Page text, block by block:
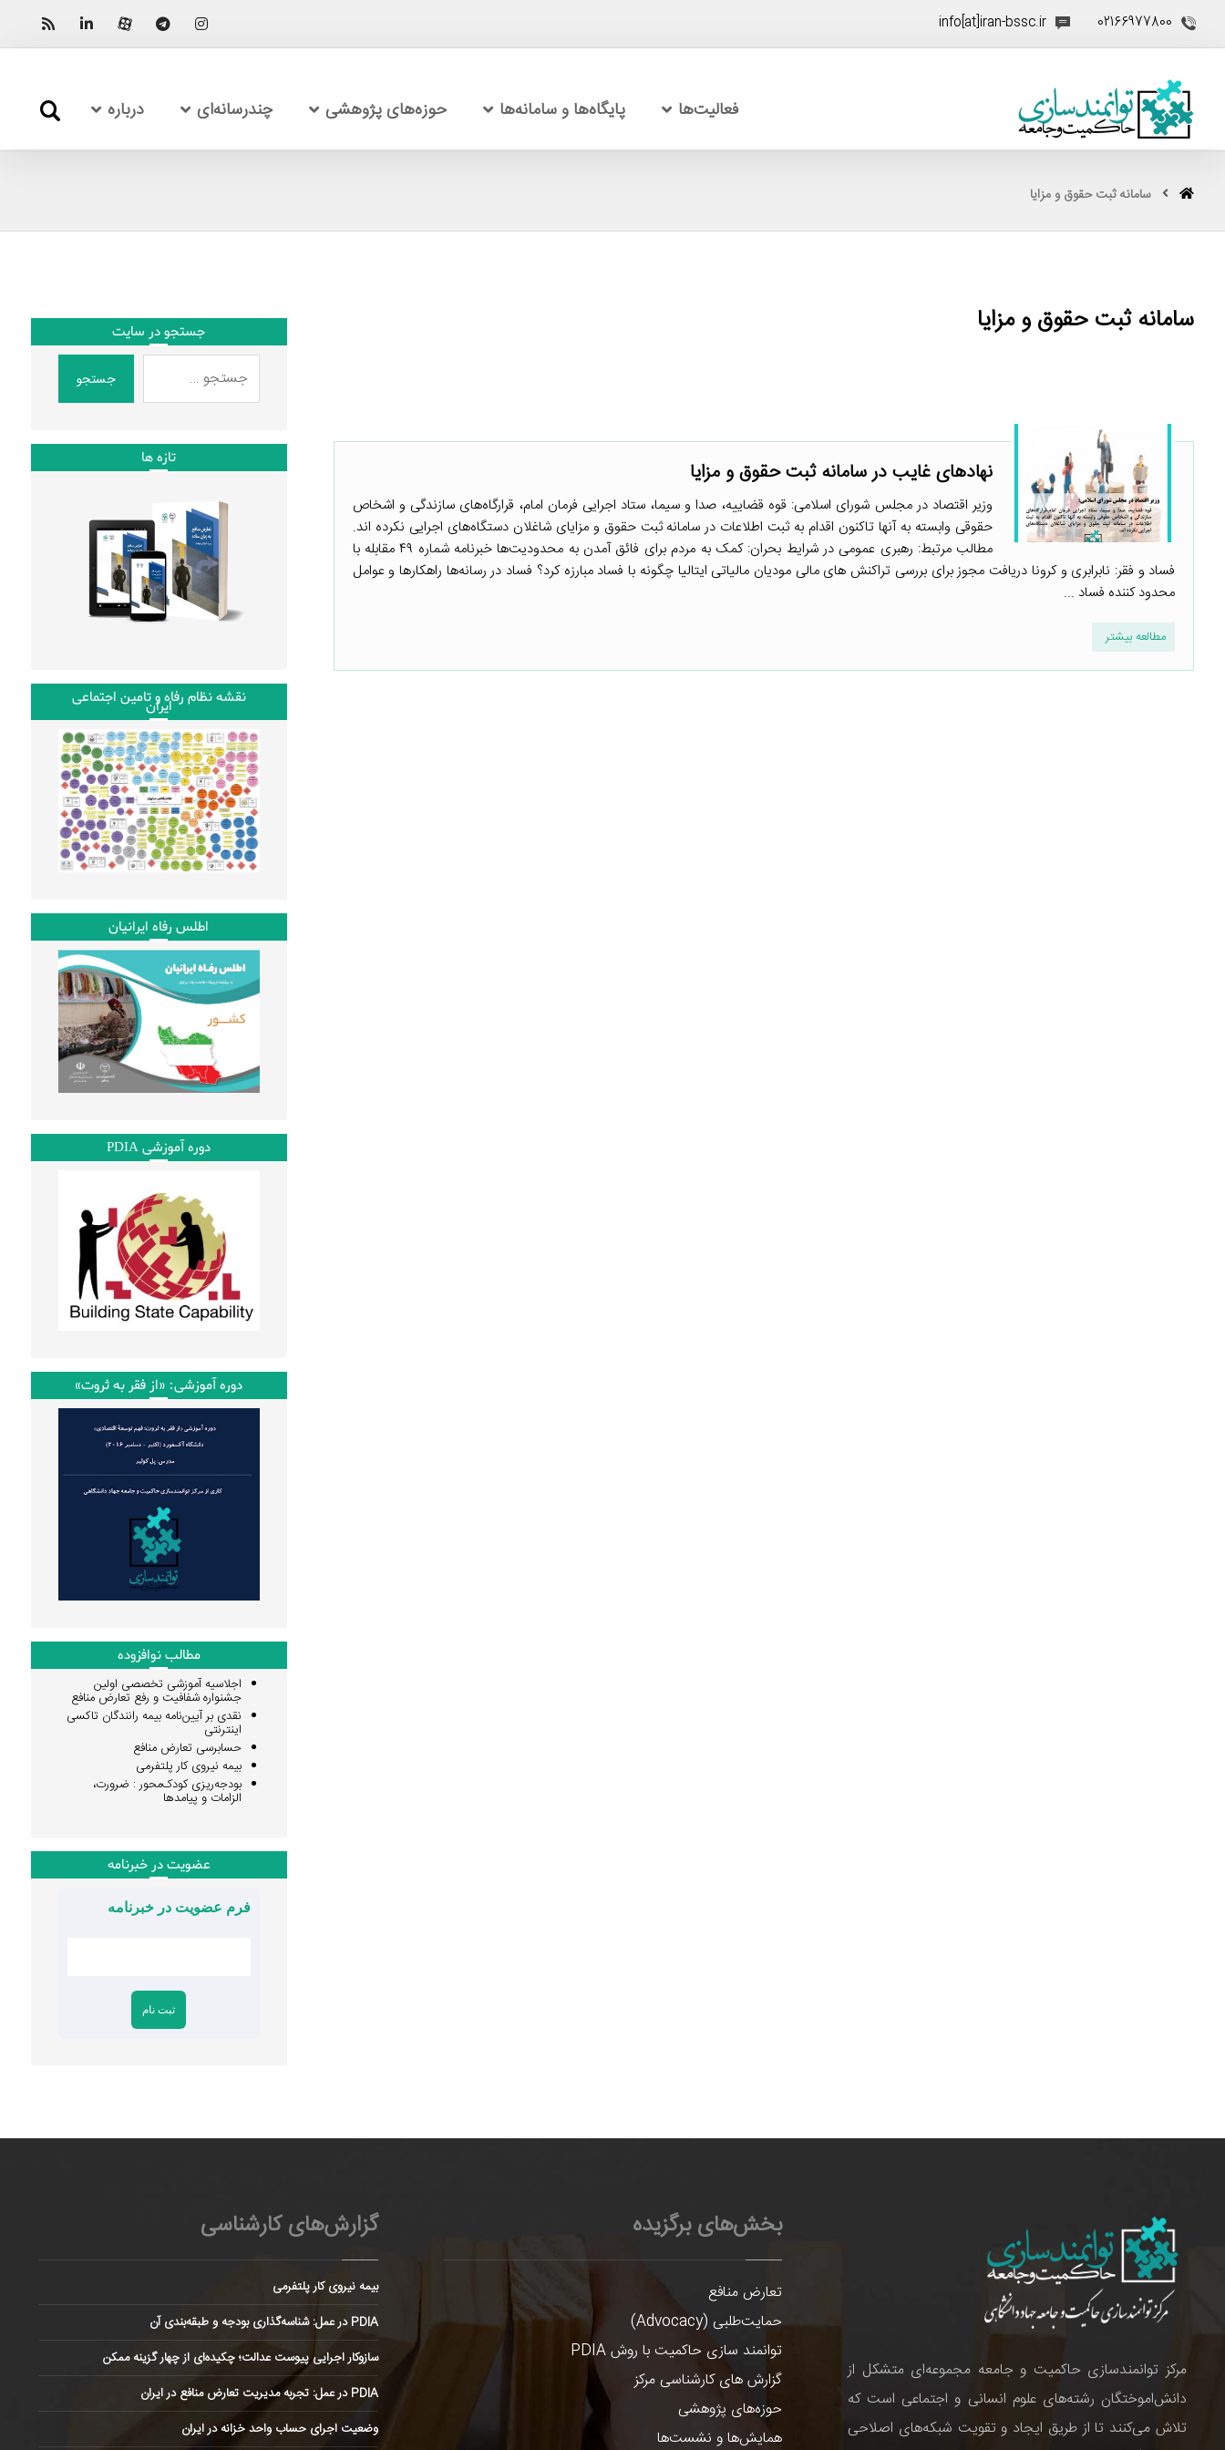
02166977800
info[at]iran-bssc.ir
فعالیت‌ها پایگاه‌ها و سامانه‌ها حوزه‌های پژوهشی چندرسانه‌ای درباره
سامانه ثبت حقوق و مزایا
سامانه ثبت حقوق و مزایا
نهادهای غایب در سامانه ثبت حقوق و مزایا
وزیر اقتصاد در مجلس شورای اسلامی: قوه قضاییه، صدا و سیما، ستاد اجرایی فرمان امام، قرارگاه‌های سازندگی و اشخاص
حقوقی وابسته به آنها تاکنون اقدام به ثبت اطلاعات در سامانه ثبت حقوق و مزایای شاغلان دستگاه‌های اجرایی نکرده اند.
مطالب مرتبط: رهبری عمومی در شرایط بحران: کمک به مردم برای فائق آمدن به محدودیت‌ها خبرنامه شماره ۴۹ مقابله با
فساد و فقر: نابرابری و کرونا دریافت مجوز برای بررسی تراکنش های مالی مودیان مالیاتی ایتالیا چگونه با فساد مبارزه کرد؟ فساد در رسانه‌ها راهکارها و عوامل
محدود کننده فساد ...
مطالعه بیشتر
جستجو در سایت
جستجو
تازه ها
نقشه نظام رفاه و تامین اجتماعی
ایران
اطلس رفاه ایرانیان
دوره آموزشی PDIA
دوره آموزشی: «از فقر به ثروت»
مطالب نوافزوده
اجلاسیه آموزشی تخصصی اولین
جشنواره شفافیت و رفع تعارض منافع
نقدی بر آیین‌نامه بیمه رانندگان تاکسی
اینترنتی
حسابرسی تعارض منافع
بیمه نیروی کار پلتفرمی
بودجه‌ریزی کودک‌محور : ضرورت،
الزامات و پیامدها
عضویت در خبرنامه
فرم عضویت در خبرنامه
مرکز توانمندسازی حاکمیت و جامعه مجموعه‌ای متشکل از
دانش‌اموختگان رشته‌های علوم انسانی و اجتماعی است که
تلاش می‌کنند تا از طریق ایجاد و تقویت شبکه‌های اصلاحی
بخش‌های برگزیده
تعارض منافع
حمایت‌طلبی (Advocacy)
توانمند سازی حاکمیت با روش PDIA
گزارش های کارشناسی مرکز
حوزه‌های پژوهشی
همایش‌ها و نشست‌ها
گزارش‌های کارشناسی
بیمه نیروی کار پلتفرمی
PDIA در عمل: شناسه‌گذاری بودجه و طبقه‌بندی آن
سازوکار اجرایی پیوست عدالت؛ چکیده‌ای از چهار گزینه ممکن
PDIA در عمل: تجربه مدیریت تعارض منافع در ایران
وضعیت اجرای حساب واحد خزانه در ایران